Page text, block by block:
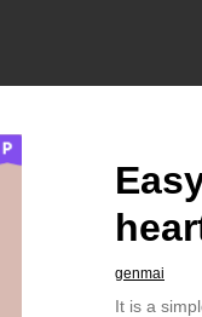
genmai
It is a